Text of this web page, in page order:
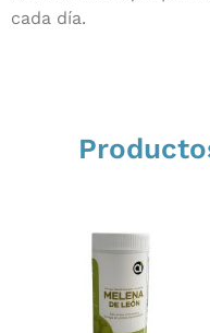
cada día.